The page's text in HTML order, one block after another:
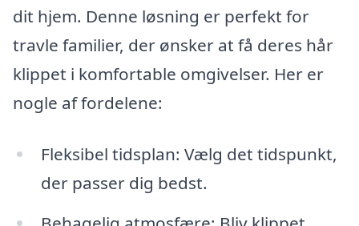
dit hjem. Denne løsning er perfekt for
travle familier, der ønsker at få deres hår
klippet i komfortable omgivelser. Her er
nogle af fordelene:
Fleksibel tidsplan: Vælg det tidspunkt,
der passer dig bedst.